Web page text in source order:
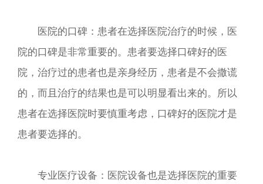
医院的口碑：患者在选择医院治疗的时候，医
院的口碑是非常重要的。患者要选择口碑好的医
院，治疗过的患者也是亲身经历，患者是不会撒谎
的，而且治疗的结果也是可以明显看出来的。所以
患者在选择医院时要慎重考虑，口碑好的医院才是
患者要选择的。
专业医疗设备：医院设备也是选择医院的重要